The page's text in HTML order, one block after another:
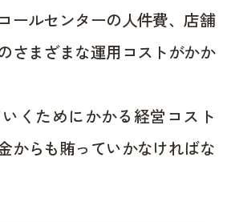
ールセンターの人件費、店舗
さまざまな運用コストがかか
くためにかかる経営コスト
からも賄っていかなければな